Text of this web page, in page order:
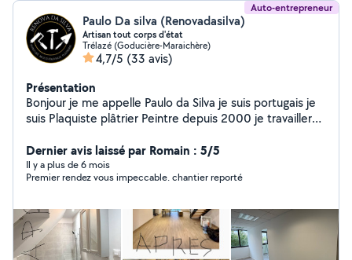
Auto-entrepreneur
Paulo Da silva (Renovadasilva)
Artisan tout corps d'état
Trélazé (Goducière-Maraichère)
4,7/5 (33 avis)
Présentation
Bonjour je me appelle Paulo da Silva je suis portugais je
suis Plaquiste plâtrier Peintre depuis 2000 je travailler
dans le tapisserie,je suis auto entrepreneur je suis là
pour vous aider dans votre projet ,je suis très
perfectionniste et très exigeant avec moi-même
Dernier avis laissé par Romain : 5/5
Il y a plus de 6 mois
Premier rendez vous impeccable. chantier reporté